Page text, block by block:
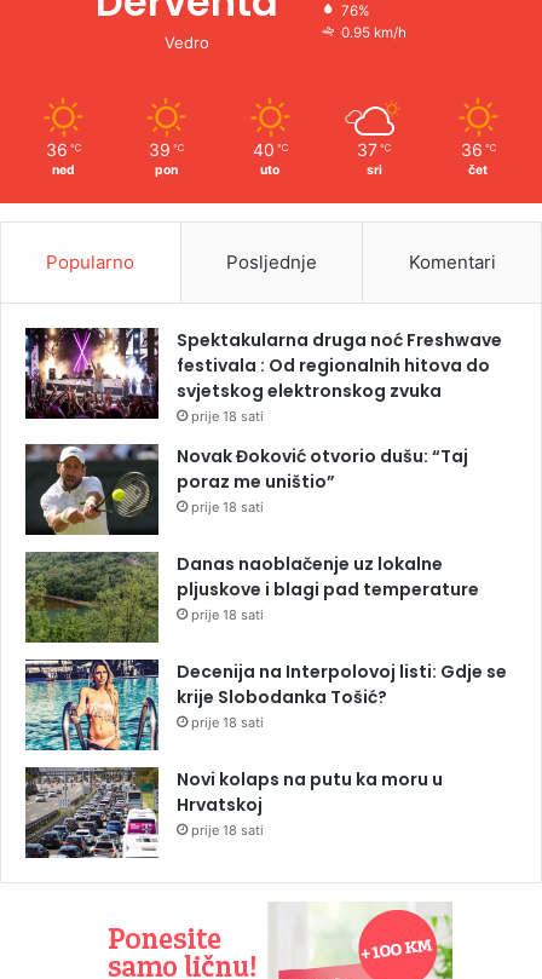
Vedro
76%
0.95 km/h
36 ℃
ned
39 ℃
pon
40 ℃
uto
37 ℃
sri
36 ℃
čet
Popularno Posljednje Komentari
Spektakularna druga noć Freshwave
festivala : Od regionalnih hitova do
svjetskog elektronskog zvuka
prije 18 sati
Novak Đoković otvorio dušu: “Taj
poraz me uništio”
prije 18 sati
Danas naoblačenje uz lokalne
pljuskove i blagi pad temperature
prije 18 sati
Decenija na Interpolovoj listi: Gdje se
krije Slobodanka Tošić?
prije 18 sati
Novi kolaps na putu ka moru u
Hrvatskoj
prije 18 sati